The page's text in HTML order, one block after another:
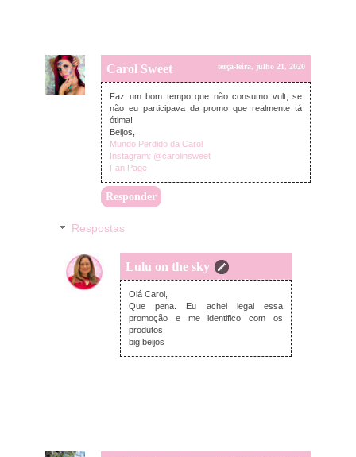
Carol Sweet terça-feira, julho 21, 2020
Faz um bom tempo que não consumo vult, se
não eu participava da promo que realmente tá
ótima!
Beijos,
Mundo Perdido da Carol
Instagram: @carolinsweet
Fan Page
Responder
Respostas
Lulu on the sky
quarta-feira, julho 22, 2020
Olá Carol,
Que pena. Eu achei legal essa
promoção e me identifico com os
produtos.
big beijos